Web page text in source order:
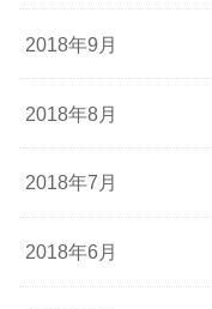
2018年9月
2018年8月
2018年7月
2018年6月